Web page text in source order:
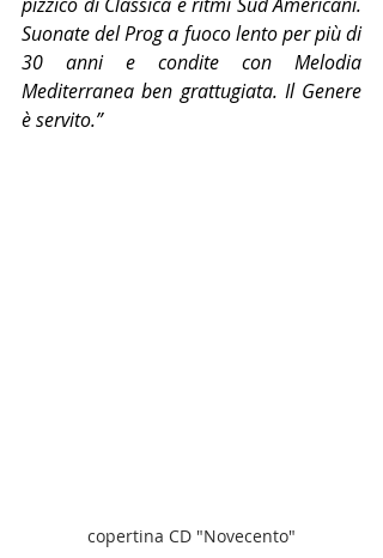
Suonate del Prog a fuoco lento per più di
30 anni e condite con Melodia
Mediterranea ben grattugiata. Il Genere
è servito.”
copertina CD "Novecento"